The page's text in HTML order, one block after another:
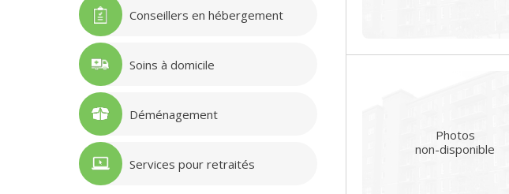
Conseillers en hébergement
Soins à domicile
Déménagement
Services pour retraités
Photos
non-disponible